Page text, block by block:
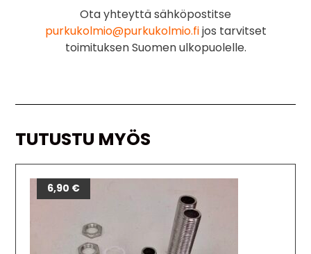
Ota yhteyttä sähköpostitse
purkukolmio@purkukolmio.fijos tarvitset
toimituksen Suomen ulkopuolelle.
TUTUSTU MYÖS
6,90 €